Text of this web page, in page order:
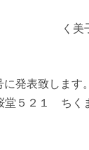
かな く美
発表致します。
５２１ ちく